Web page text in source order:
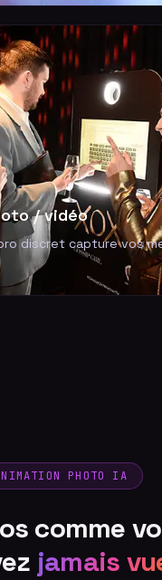
/ vidéo
discret capture vos
PHOTO IA
comme
jamais